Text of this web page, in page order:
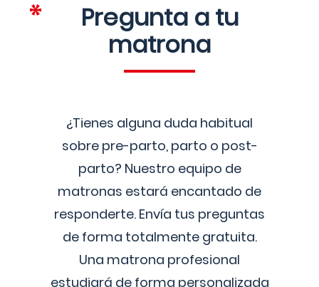
Pregunta a tu
matrona
¿Tienes alguna duda habitual
sobre pre-parto, parto o post-
parto? Nuestro equipo de
matronas estará encantado de
responderte. Envía tus preguntas
de forma totalmente gratuita.
Una matrona profesional
estudiará de forma personalizada